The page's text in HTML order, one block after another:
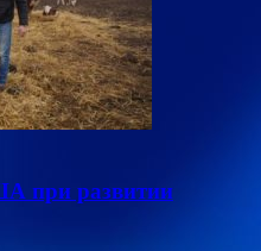
при развитии